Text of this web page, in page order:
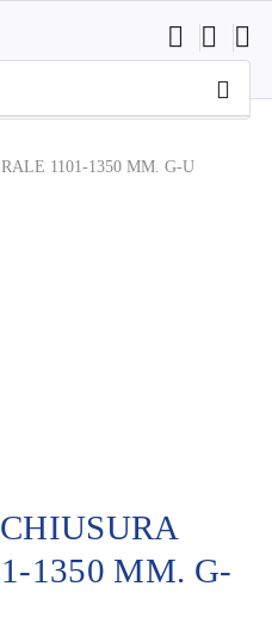
1101-1350 MM. G-U
1350 MM. G-